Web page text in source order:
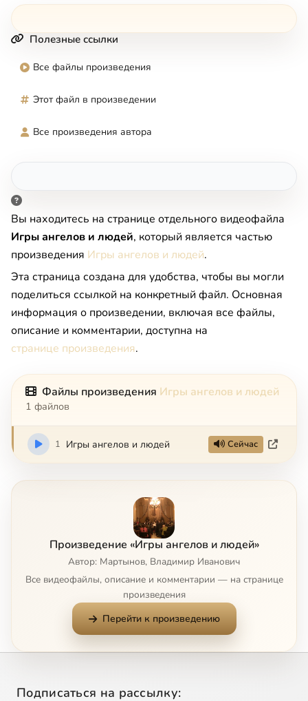
Полезные ссылки
Все файлы произведения
Этот файл в произведении
Все произведения автора
Вы находитесь на странице отдельного видеофайла
Игры ангелов и людей, который является частью
произведения Игры ангелов и людей.
Эта страница создана для удобства, чтобы вы могли
поделиться ссылкой на конкретный файл. Основная
информация о произведении, включая все файлы,
описание и комментарии, доступна на
странице произведения.
Файлы произведения Игры ангелов и людей
1 файлов
1 Игры ангелов и людей Сейчас
Произведение «Игры ангелов и людей»
Автор: Мартынов, Владимир Иванович
Все видеофайлы, описание и комментарии — на странице
произведения
Перейти к произведению
Подписаться на рассылку: